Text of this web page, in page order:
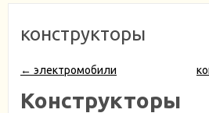
конструкторы
← электромобили
Конструкторы